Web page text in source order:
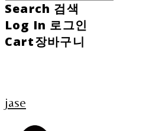
Search 검색
Log In 로그인
Cart장바구니
jase